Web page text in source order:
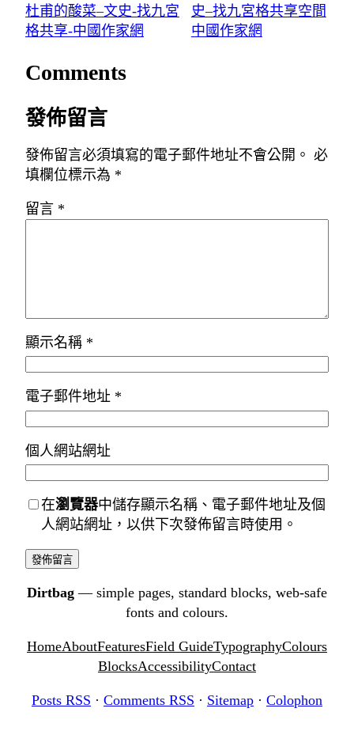
杜甫的酸菜–文史-找九宮
格共享-中國作家網
史–找九宮格共享空間
中國作家網
Comments
發佈留言
發佈留言必須填寫的電子郵件地址不會公開。 必
填欄位標示為 *
留言 *
顯示名稱 *
電子郵件地址 *
個人網站網址
在瀏覽器中儲存顯示名稱、電子郵件地址及個
人網站網址，以供下次發佈留言時使用。
Dirtbag — simple pages, standard blocks, web-safe
fonts and colours.
HomeAboutFeaturesField GuideTypographyColours
BlocksAccessibilityContact
Posts RSS · Comments RSS · Sitemap · Colophon